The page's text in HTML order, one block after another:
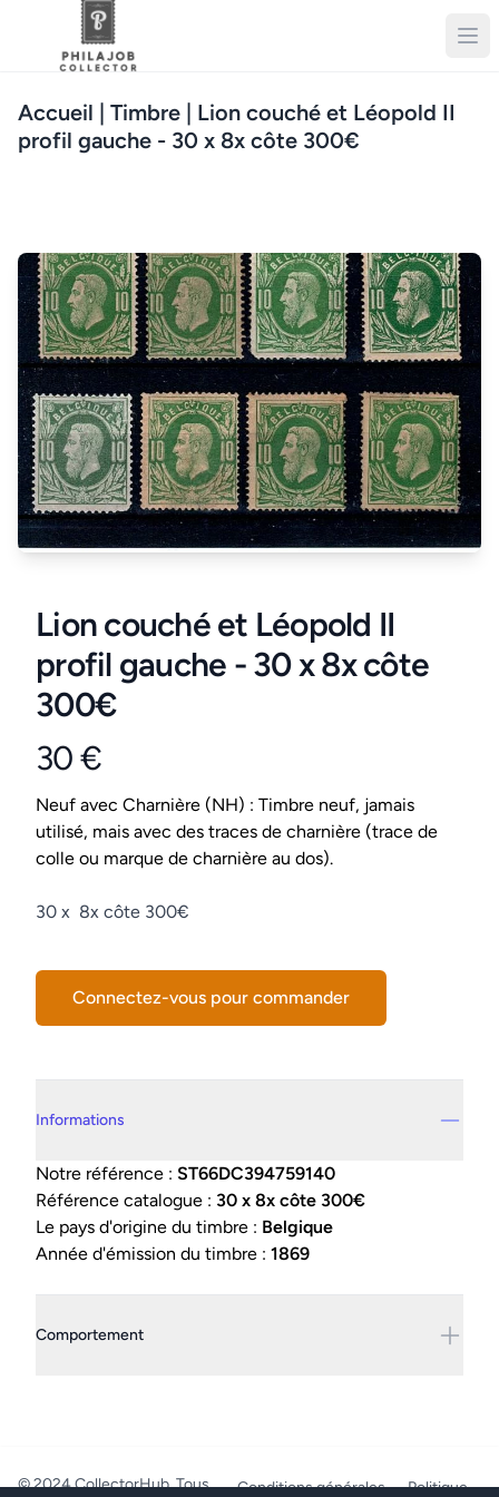
Accueil | Timbre | Lion couché et Léopold II
profil gauche - 30 x 8x côte 300€
Lion couché et Léopold II
profil gauche - 30 x 8x côte
300€
Product information
30 €
Conditions
Neuf avec Charnière (NH) : Timbre neuf, jamais
utilisé, mais avec des traces de charnière (trace de
colle ou marque de charnière au dos).
Description
30 x 8x côte 300€
Connectez-vous pour commander
Informations
Notre référence : ST66DC394759140
Référence catalogue : 30 x 8x côte 300€
Le pays d'origine du timbre : Belgique
Année d'émission du timbre : 1869
Comportement
© 2024 CollectorHub. Tous Conditions générales Politique